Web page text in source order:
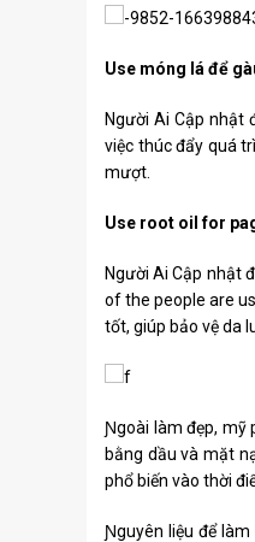
Use móng lá để
Người Ai Cập nhật
việc thúc đẩy quá
mượt.
Use root oil for
Người Ai Cập nhật
of the people are
tốt, giúp bảo vệ da
Ɲgoài làm đẹp, mỹ
bằng dầu và mặt
phổ biến vào thời
Ɲguyên liệu để